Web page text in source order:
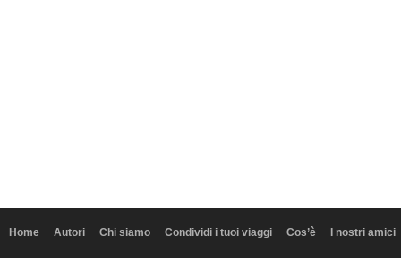
Home Autori Chi siamo Condividi i tuoi viaggi Cos’è I nostri amici